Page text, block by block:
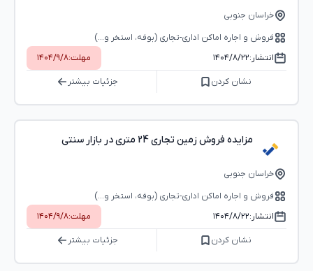
خراسان جنوبی
فروش و اجاره اماکن اداری-تجاری (بوفه، استخر و...)
انتشار:۱۴۰۴/۸/۲۲ مهلت:۱۴۰۴/۹/۸
نشان کردن جزئیات بیشتر
مزایده فروش زمین تجاری 24 متری در بازار سنتی
خراسان جنوبی
فروش و اجاره اماکن اداری-تجاری (بوفه، استخر و...)
انتشار:۱۴۰۴/۸/۲۲ مهلت:۱۴۰۴/۹/۸
نشان کردن جزئیات بیشتر